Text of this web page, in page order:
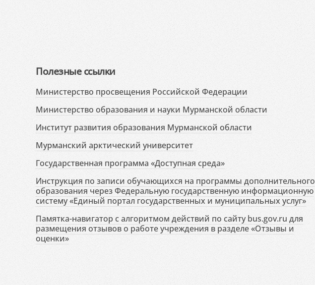
Полезные ссылки
Министерство просвещения Российской Федерации
Министерство образования и науки Мурманской области
Институт развития образования Мурманской области
Мурманский арктический университет
Государственная программа «Доступная среда»
Инструкция по записи обучающихся на программы дополнительного
образования через Федеральную государственную информационную
систему «Единый портал государственных и муниципальных услуг»
Памятка-навигатор с алгоритмом действий по сайту bus.gov.ru для
размещения отзывов о работе учреждения в разделе «Отзывы и
оценки»